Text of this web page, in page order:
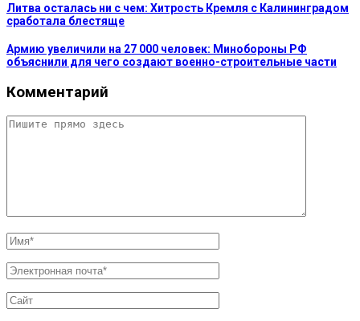
Литва осталась ни с чем: Хитрость Кремля с Калининградом
сработала блестяще
Армию увеличили на 27 000 человек: Минобороны РФ
объяснили для чего создают военно-строительные части
Комментарий